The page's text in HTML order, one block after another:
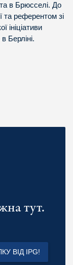
в Брюсселі. До
та референтом зі
ініціативи
Берліні.
тут.
ВІД IPG!